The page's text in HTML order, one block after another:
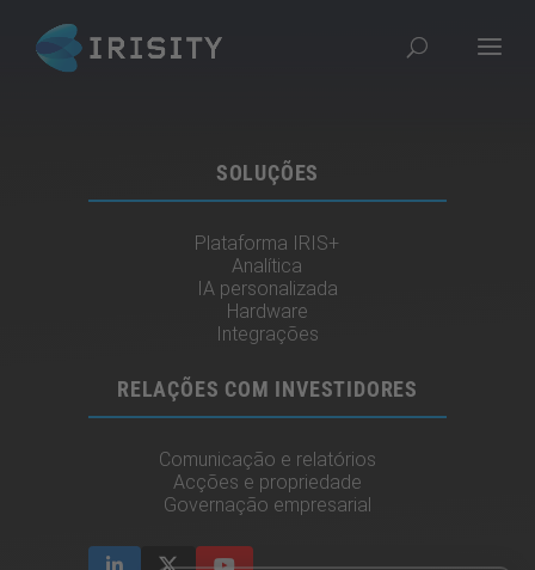
SOLUÇÕES
Plataforma IRIS+
Analítica
IA personalizada
Hardware
Integrações
RELAÇÕES COM INVESTIDORES
Comunicação e relatórios
Acções e propriedade
Governação empresarial